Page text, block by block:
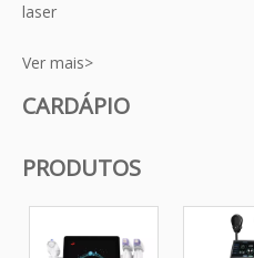
laser
Ver mais>
CARDÁPIO
PRODUTOS